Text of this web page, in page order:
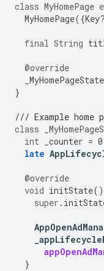
class MyHomePage
MyHomePage({Key?
final String
@override
_MyHomePageState
}
/// Example home
class
int
_counter = 0
late
@override
void initState()
super .
}